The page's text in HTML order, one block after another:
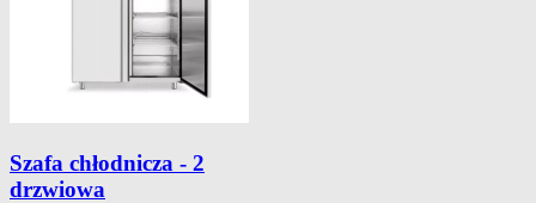
Szafa chłodnicza - 2
drzwiowa